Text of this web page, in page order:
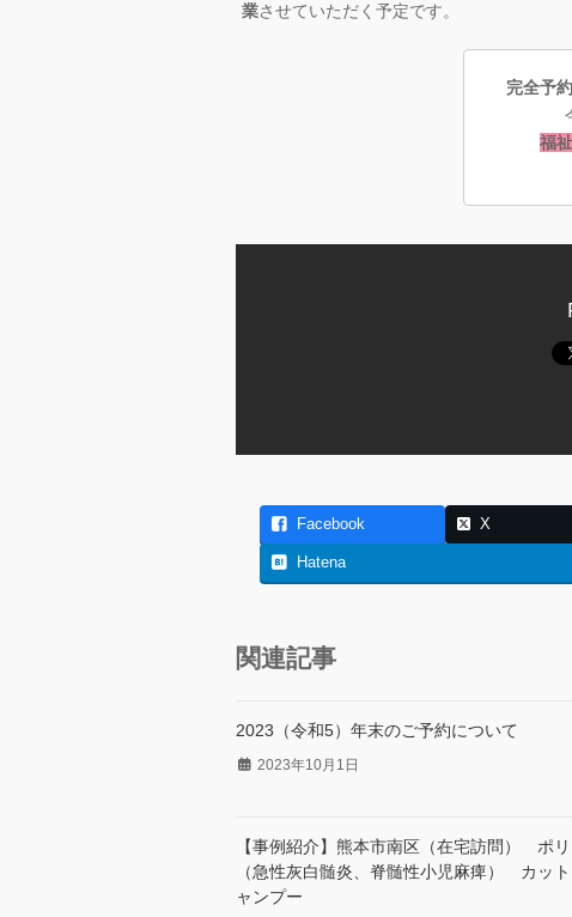
業させていただく予定です。
完全予
福
Facebook X
Hatena
関連記事
2023（令和5）年末のご予約について
2023年10月1日
【事例紹介】熊本市南区（在宅訪問） ポ
（急性灰白髄炎、脊髄性小児麻痺） カッ
ャンプー